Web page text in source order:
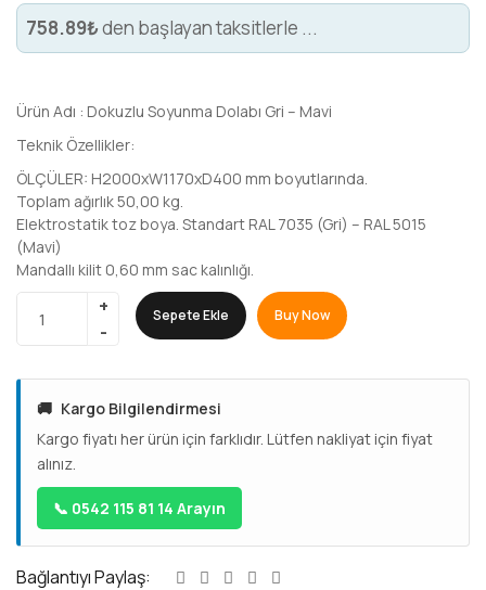
758.89₺den başlayan taksitlerle ...
Ürün Adı : Dokuzlu Soyunma Dolabı Gri – Mavi
Teknik Özellikler:
ÖLÇÜLER: H2000xW1170xD400 mm boyutlarında.
Toplam ağırlık 50,00 kg.
Elektrostatik toz boya. Standart RAL 7035 (Gri) – RAL 5015
(Mavi)
Mandallı kilit 0,60 mm sac kalınlığı.
Sepete Ekle Buy Now
🚚 Kargo Bilgilendirmesi
Kargo fiyatı her ürün için farklıdır. Lütfen nakliyat için fiyat
alınız.
📞 0542 115 81 14 Arayın
Bağlantıyı Paylaş: